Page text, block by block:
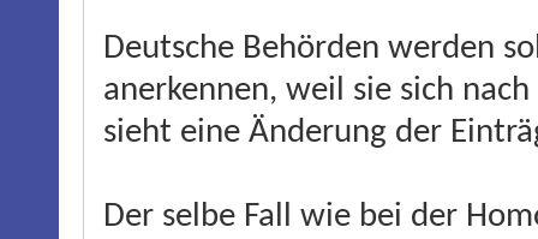
Deutsche Behörden werden
anerkennen, weil sie sich
sieht eine Änderung der
Der selbe Fall wie bei der